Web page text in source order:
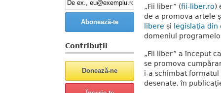
Contribuții
„Fii liber” (fii-liber.ro)
de a promova artele
libere și legislația
domeniul
„Fii liber” a început
se promova
i-a schimbat
desenate, în